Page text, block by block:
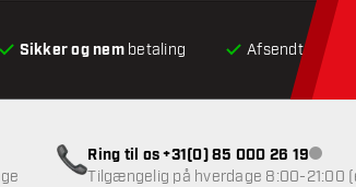
Sikker og nembetaling Afsendt inden
Ring til os +31(0) 85 000 26 19
Tilgængelig på hverdage 8:00-21:00